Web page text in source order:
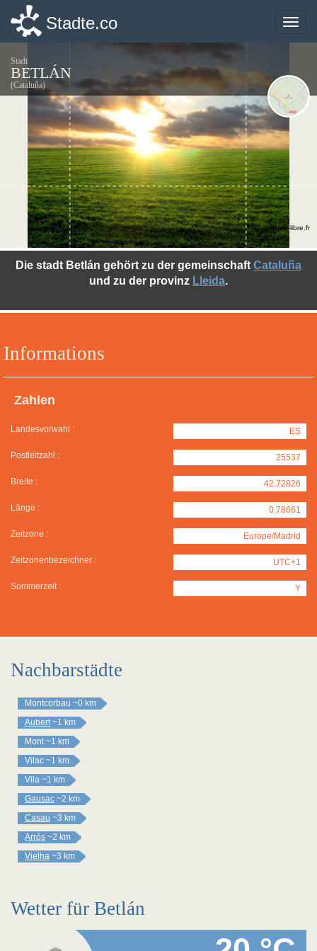
Toggle
Stadte.co
Stadt
BETLÁN
(Cataluña)
Informations
Zahlen
Landesvorwahl : ES
Postleitzahl : 25537
Breite : 42.72826
Länge : 0.78661
Zeitzone : Europe/Madrid
Zeitzonenbezeichner : UTC+1
Sommerzeit : Y
Die stadt Betlán gehört zu der gemeinschaft Cataluña
und zu der provinz Lleida.
©photo-libre.fr
Nachbarstädte
Montcorbau ~0 km
Aubert ~1 km
Mont ~1 km
Vilac ~1 km
Vila ~1 km
Gausac ~2 km
Casau ~3 km
Arrós ~2 km
Vielha ~3 km
Wetter für Betlán
Toggle
Stadte.co